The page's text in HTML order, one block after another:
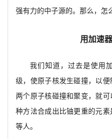
强有力的中子源的。那么，怎
用加速
我们知道， 过去是使用
级，使原子核发生碰撞，以
两个原子核碰撞和聚变，就
种方法合成出比铀更重的元
等人。